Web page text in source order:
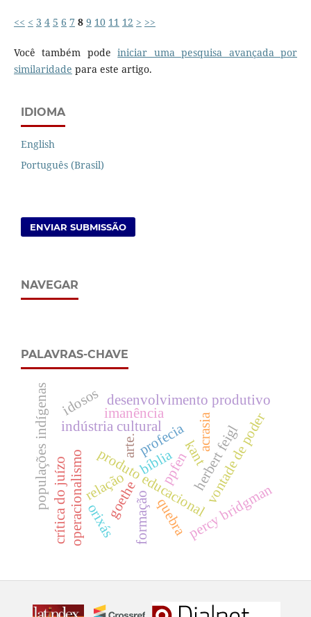
<< < 3 4 5 6 7 8 9 10 11 12 > >>
Você também podeiniciar uma pesquisa avançada por
similaridade para este artigo.
IDIOMA
English
Português (Brasil)
ENVIAR SUBMISSÃO
NAVEGAR
PALAVRAS-CHAVE
kant
herbert feigl
bíblia
profecia
produto educacional
relação vontade de poder
acrasia
desenvolvimento produtivo
formação
indústria cultural
operacionalismo percy bridgman
idosos
arte.
goethe
crítica do juízo
populações indígenas imanência
quebra
ppfen
orixás